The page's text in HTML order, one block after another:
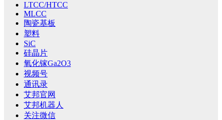
LTCC/HTCC
MLCC
陶瓷基板
塑料
SiC
硅晶片
氧化镓Ga2O3
视频号
通讯录
艾邦官网
艾邦机器人
关注微信